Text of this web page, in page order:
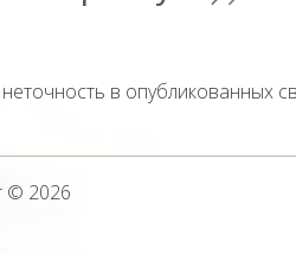
в опубликованных
© 2026